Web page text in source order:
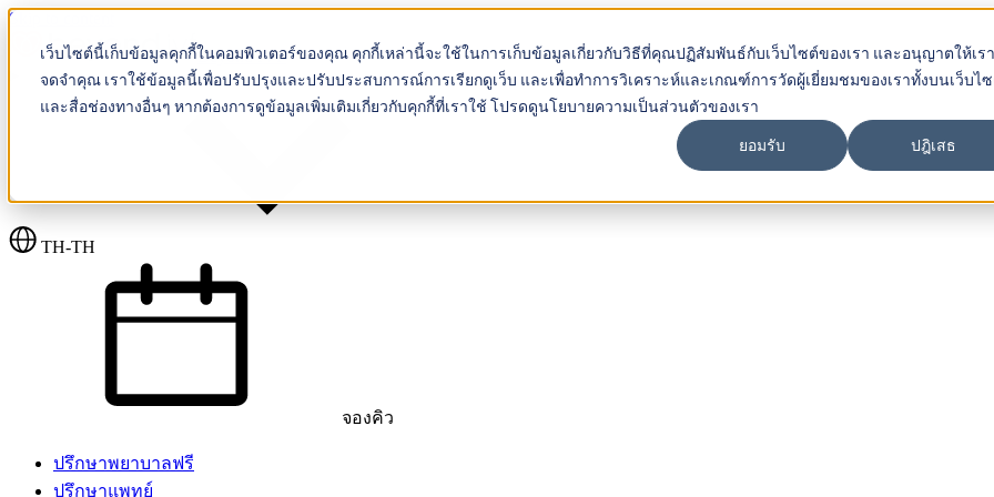
เว็บไซต์นี้เก็บข้อมูลคุกกี้ในคอมพิวเตอร์ของคุณ คุกกี้เหล่านี้จะใช้ในการเก็บข้อมูลเกี่ยวกับวิธีที่คุณปฏิสัมพันธ์กับเว็บไซต์ของเรา และอนุญาตให้เรา
จดจำคุณ เราใช้ข้อมูลนี้เพื่อปรับปรุงและปรับประสบการณ์การเรียกดูเว็บ และเพื่อทำการวิเคราะห์และเกณฑ์การวัดผู้เยี่ยมชมของเราทั้งบนเว็บไ
และสื่อช่องทางอื่นๆ หากต้องการดูข้อมูลเพิ่มเติมเกี่ยวกับคุกกี้ที่เราใช้ โปรดดูนโยบายความเป็นส่วนตัวของเรา
ยอมรับ ปฎิเสธ
Skip to content
Beyond IVF
TH-TH
จองคิว
ปรึกษาพยาบาลฟรี
ปรึกษาแพทย์